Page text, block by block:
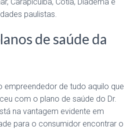
paulistas.
de saúde da
empreendedor de tudo aquilo que
com o plano de saúde do Dr.
na vantagem evidente em
para o consumidor encontrar o